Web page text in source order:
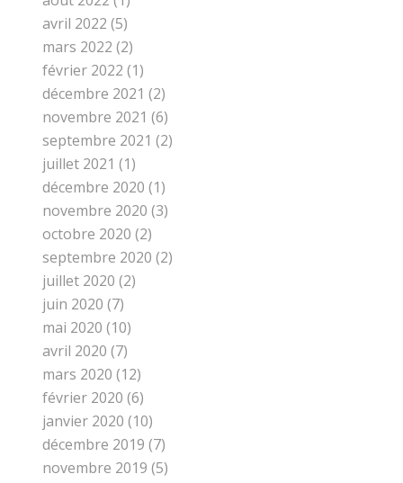
avril 2022 (5)
mars 2022 (2)
février 2022 (1)
décembre 2021 (2)
novembre 2021 (6)
septembre 2021 (2)
juillet 2021 (1)
décembre 2020 (1)
novembre 2020 (3)
octobre 2020 (2)
septembre 2020 (2)
juillet 2020 (2)
juin 2020 (7)
mai 2020 (10)
avril 2020 (7)
mars 2020 (12)
février 2020 (6)
janvier 2020 (10)
décembre 2019 (7)
novembre 2019 (5)